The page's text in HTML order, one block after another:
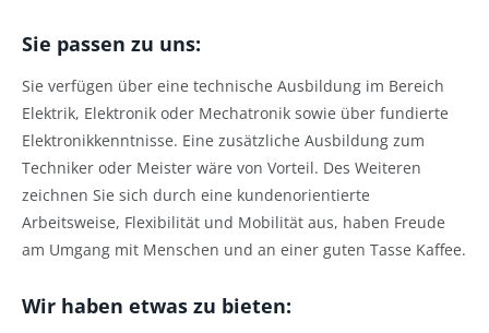
Sie passen zu uns:
Sie verfügen über eine technische Ausbildung im Bereich
Elektrik, Elektronik oder Mechatronik sowie über fundierte
Elektronikkenntnisse. Eine zusätzliche Ausbildung zum
Techniker oder Meister wäre von Vorteil. Des Weiteren
zeichnen Sie sich durch eine kundenorientierte
Arbeitsweise, Flexibilität und Mobilität aus, haben Freude
am Umgang mit Menschen und an einer guten Tasse Kaffee.
Wir haben etwas zu bieten: